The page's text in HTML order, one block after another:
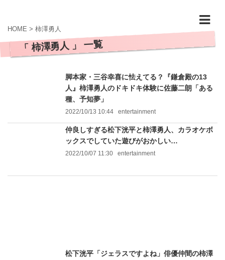
HOME > 柿澤勇人
「 柿澤勇人 」 一覧
脚本家・三谷幸喜に怯えてる？『鎌倉殿の13
人』柿澤勇人のドキドキ体験に佐藤二朗「ある
種、予知夢」
2022/10/13 10:44 entertainment
仲良しすぎる松下洸平と柿澤勇人、カラオケボ
ックスでしていた遊びがおかしい…
2022/10/07 11:30 entertainment
松下洸平「ジェラスですよね」俳優仲間の柿澤